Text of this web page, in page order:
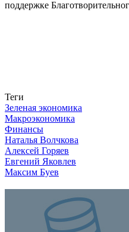
поддержке
Теги
Зеленая экономика
Макроэкономика
Финансы
Наталья Волчкова
Алексей Горяев
Евгений Яковлев
Максим Буев